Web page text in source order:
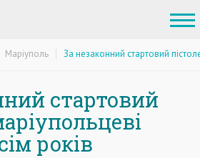
Маріуполь За незаконний стартовий
стартовий
років